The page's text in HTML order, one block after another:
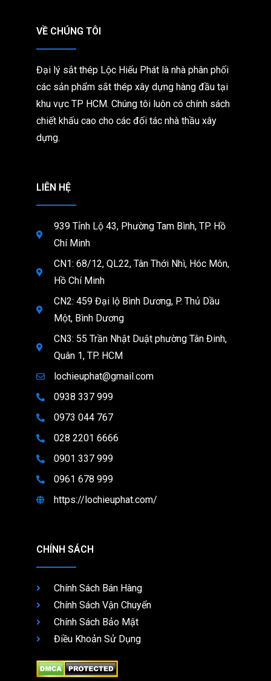
VỀ CHÚNG TÔI
Đại lý sắt thép Lộc Hiếu Phát là nhà phân phối
các sản phẩm sắt thép xây dựng hàng đầu tại
khu vực TP HCM. Chúng tôi luôn có chính sách
chiết khấu cao cho các đối tác nhà thầu xây
dựng.
LIÊN HỆ
939 Tỉnh Lộ 43, Phường Tam Bình, TP. Hồ
Chí Minh
CN1: 68/12, QL22, Tân Thới Nhì, Hóc Môn,
Hồ Chí Minh
CN2: 459 Đại lộ Bình Dương, P. Thủ Dầu
Một, Bình Dương
CN3: 55 Trần Nhật Duật phường Tân Đinh,
Quân 1, TP. HCM
lochieuphat@gmail.com
0938 337 999
0973 044 767
028 2201 6666
0901 337 999
0961 678 999
https://lochieuphat.com/
CHÍNH SÁCH
Chính Sách Bán Hàng
Chính Sách Vận Chuyển
Chính Sách Bảo Mật
Điều Khoản Sử Dụng